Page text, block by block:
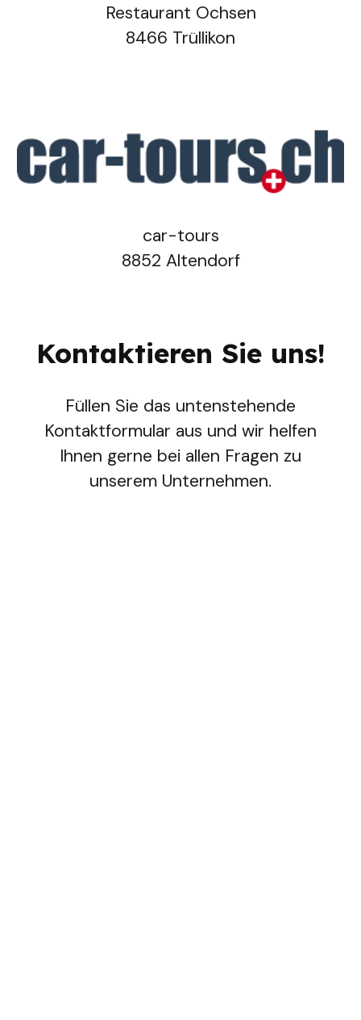
Restaurant Ochsen
8466 Trüllikon
car-tours
8852 Altendorf
Kontaktieren Sie uns!
Füllen Sie das untenstehende
Kontaktformular aus und wir helfen
Ihnen gerne bei allen Fragen zu
unserem Unternehmen.